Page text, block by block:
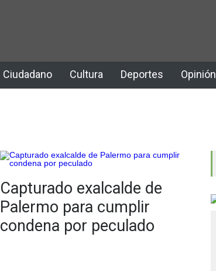
Ciudadano Cultura Deportes Opinión
Capturado exalcalde de
Palermo para cumplir
condena por peculado